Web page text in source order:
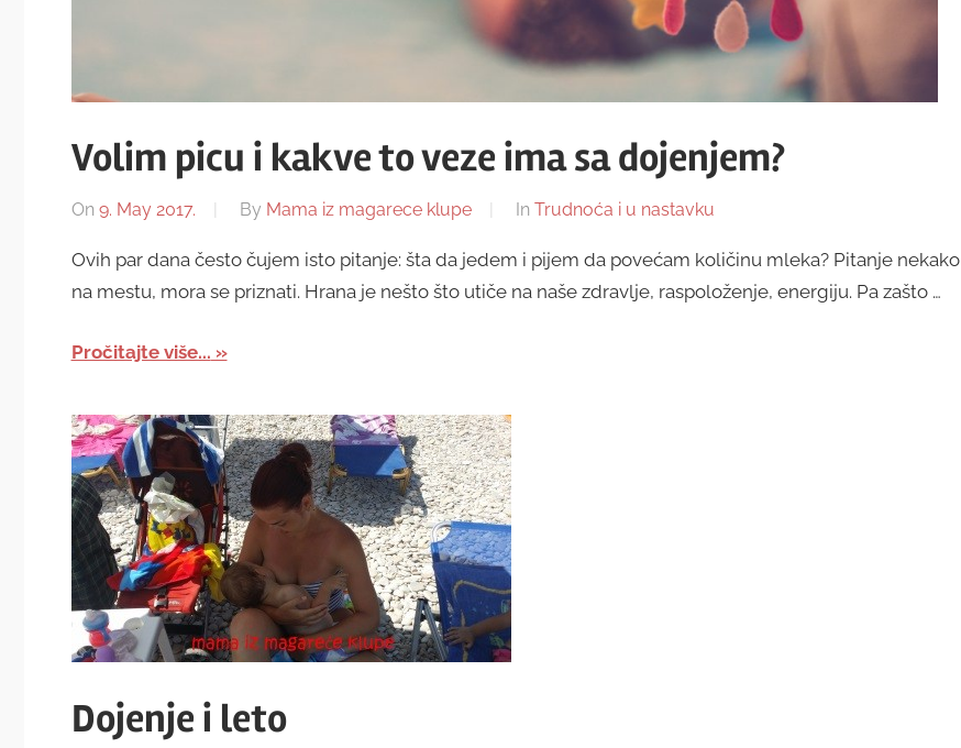
Volim picu i kakve to veze ima sa dojenjem?
On 9. May 2017. By Mama iz magarece klupe In Trudnoća i u nastavku
Ovih par dana često čujem isto pitanje: šta da jedem i pijem da povećam količinu mleka? Pitanje nekako
na mestu, mora se priznati. Hrana je nešto što utiče na naše zdravlje, raspoloženje, energiju. Pa zašto …
Pročitajte više...
Dojenje i leto